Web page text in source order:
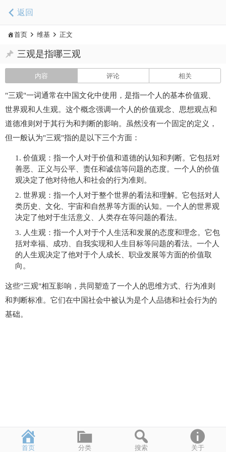
返回
首页 维基 正文
三观是指哪三观
内容 评论 相关
"三观"一词通常在中国文化中使用，是指一个人的基本价值观、
世界观和人生观。这个概念强调一个人的价值观念、思想观点和
道德准则对于其行为和判断的影响。虽然没有一个固定的定义，
但一般认为"三观"指的是以下三个方面：
价值观：指一个人对于价值和道德的认知和判断。它包括对
善恶、正义与公平、责任和诚信等问题的态度。一个人的价值
观决定了他对待他人和社会的行为准则。
世界观：指一个人对于整个世界的看法和理解。它包括对人
类历史、文化、宇宙和自然界等方面的认知。一个人的世界观
决定了他对于生活意义、人类存在等问题的看法。
人生观：指一个人对于个人生活和发展的态度和理念。它包
括对幸福、成功、自我实现和人生目标等问题的看法。一个人
的人生观决定了他对于个人成长、职业发展等方面的价值取
向。
这些"三观"相互影响，共同塑造了一个人的思维方式、行为准则
和判断标准。它们在中国社会中被认为是个人品德和社会行为的
基础。
首页 分类 搜索 关于